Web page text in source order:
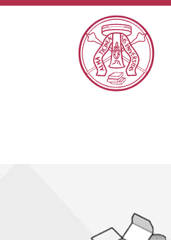
Salta al contenuto principale